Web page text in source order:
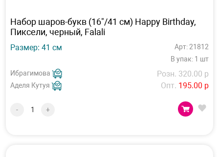
Набор шаров-букв (16"/41 см) Happy Birthday,
Пиксели, черный, Falali
Размер: 41 см
Арт: 21812
В упак: 1 шт
Ибрагимова
Аделя Кутуя
Розн. 320.00 р
Опт. 195.00 р
- +